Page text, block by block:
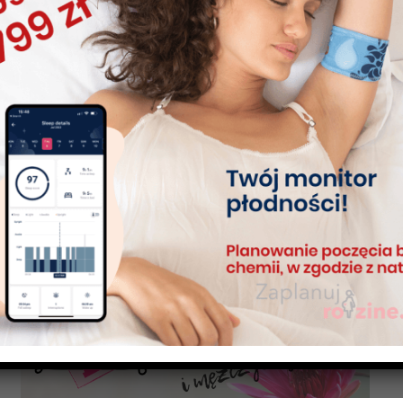
Oswoić NPR Live: Podstawy metody Rotzera